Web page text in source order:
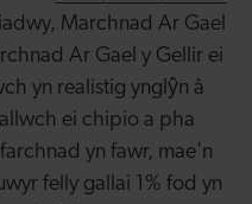
Marchnad Ar Gael
Ar Gael y Gellir ei
yn realistig ynglŷn â
ei chipio a pha
yn fawr, mae'n
felly gallai 1% fod yn